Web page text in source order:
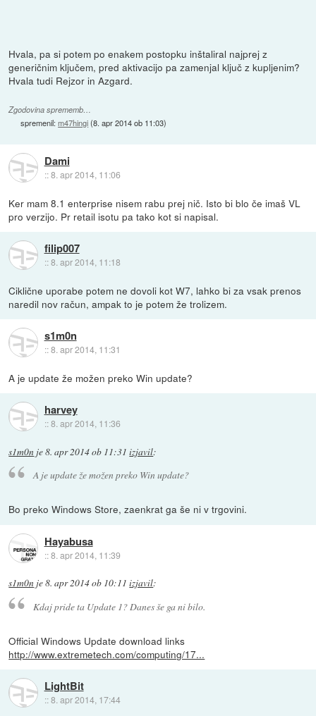
Hvala, pa si potem po enakem postopku inštaliral najprej z
generičnim ključem, pred aktivacijo pa zamenjal ključ z kupljenim?
Hvala tudi Rejzor in Azgard.
Zgodovina sprememb…
spremenil:m47hingi(8. apr 2014 ob 11:03)
Dami
::8. apr 2014, 11:06
Ker mam 8.1 enterprise nisem rabu prej nič. Isto bi blo če imaš VL
pro verzijo. Pr retail isotu pa tako kot si napisal.
filip007
::8. apr 2014, 11:18
Ciklične uporabe potem ne dovoli kot W7, lahko bi za vsak prenos
naredil nov račun, ampak to je potem že trolizem.
s1m0n
::8. apr 2014, 11:31
A je update že možen preko Win update?
harvey
::8. apr 2014, 11:36
s1m0n je8. apr 2014 ob 11:31 izjavil:
A je update že možen preko Win update?
Bo preko Windows Store, zaenkrat ga še ni v trgovini.
Hayabusa
::8. apr 2014, 11:39
s1m0n je8. apr 2014 ob 10:11 izjavil:
Kdaj pride ta Update 1? Danes še ga ni bilo.
Official Windows Update download links
http://www.extremetech.com/computing/17...
LightBit
::8. apr 2014, 17:44